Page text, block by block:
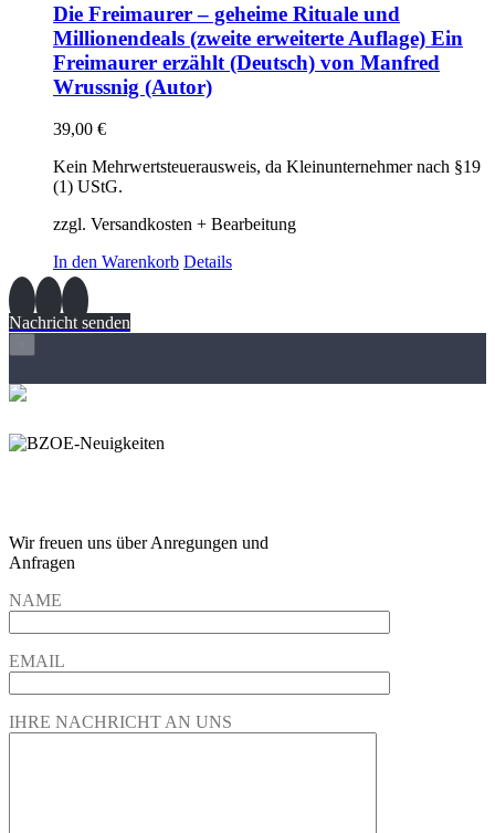
Die Freimaurer – geheime Rituale und
Millionendeals (zweite erweiterte Auflage) Ein
Freimaurer erzählt (Deutsch) von Manfred
Wrussnig (Autor)
39,00 €
Kein Mehrwertsteuerausweis, da Kleinunternehmer nach §19
(1) UStG.
zzgl. Versandkosten + Bearbeitung
In den Warenkorb Details
Nachricht senden
Wir freuen uns über Anregungen und
Anfragen
NAME
EMAIL
IHRE NACHRICHT AN UNS